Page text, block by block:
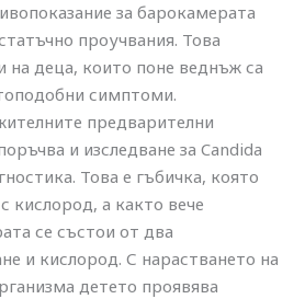
за барокамерата
проучвания. Това
на деца, които поне веднъж са
симптоми.
предварителни
и изследване за Candida
Това е гъбичка, която
кислород, а както вече
се състои от два
и кислород. С нарастването на
детето проявява